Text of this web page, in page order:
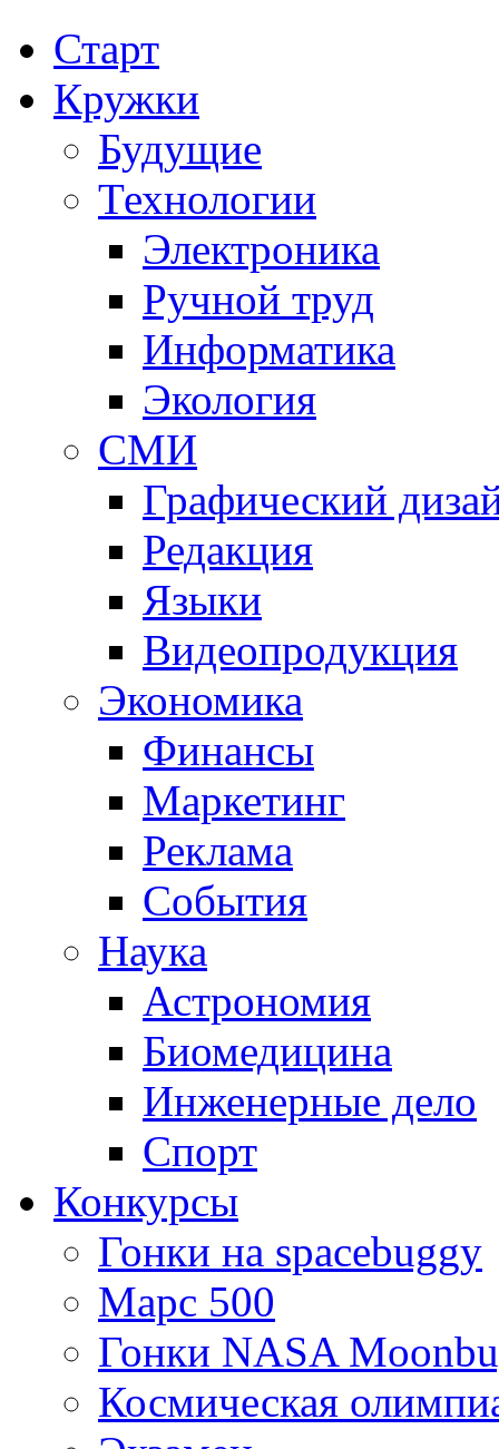
Старт
Кружки
Будущие
Технологии
Электроника
Ручной труд
Информатика
Экология
СМИ
Графический
Редакция
Языки
Видеопродукция
Экономика
Финансы
Маркетинг
Реклама
События
Наука
Астрономия
Биомедицина
Инженерные дело
Спорт
Конкурсы
Гонки на spacebuggy
Марс 500
Гонки NASA
Космическая